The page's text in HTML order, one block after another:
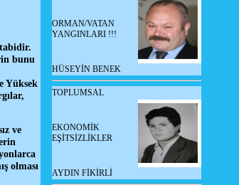
bunu
Yüksek
ve
olması
ORMAN/VATAN
YANGINLARI !!!
HÜSEYİN BENEK
TOPLUMSAL
EKONOMİK
EŞİTSİZLİKLER
AYDIN FİKİRLİ